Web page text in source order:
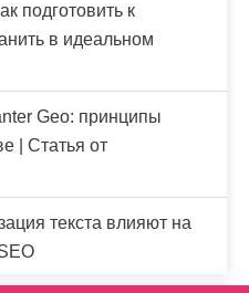
подготовить к
в идеальном
Geo: принципы
| Статья от
текста влияют на